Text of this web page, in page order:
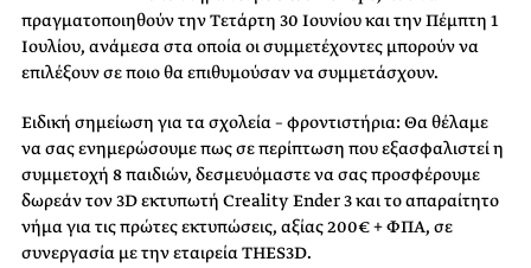
πραγματοποιηθούν την Τετάρτη 30 Ιουνίου και την Πέμπτη 1
Ιουλίου, ανάμεσα στα οποία οι συμμετέχοντες μπορούν να
επιλέξουν σε ποιο θα επιθυμούσαν να συμμετάσχουν.
Ειδική σημείωση για τα σχολεία – φροντιστήρια: Θα θέλαμε
να σας ενημερώσουμε πως σε περίπτωση που εξασφαλιστεί η
συμμετοχή 8 παιδιών, δεσμευόμαστε να σας προσφέρουμε
δωρεάν τον 3D εκτυπωτή Creality Ender 3 και το απαραίτητο
νήμα για τις πρώτες εκτυπώσεις, αξίας 200€ + ΦΠΑ, σε
συνεργασία με την εταιρεία THES3D.